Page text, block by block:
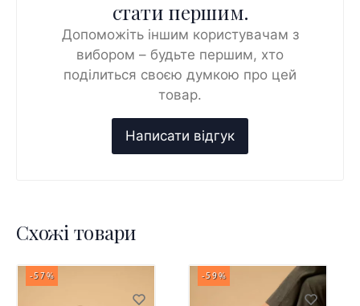
стати першим.
Допоможіть іншим користувачам з
вибором – будьте першим, хто
поділиться своєю думкою про цей
товар.
Схожі товари
-57% -59%